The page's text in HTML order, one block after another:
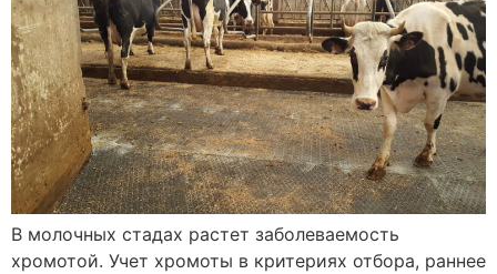
В молочных стадах растет заболеваемость
хромотой. Учет хромоты в критериях отбора, раннее